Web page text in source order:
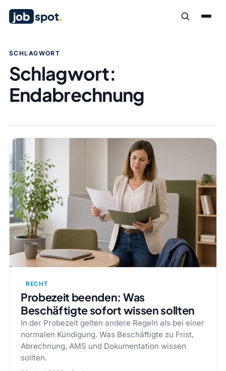
job spot.
SCHLAGWORT
Schlagwort:
Endabrechnung
RECHT
Probezeit beenden: Was
Beschäftigte sofort wissen sollten
In der Probezeit gelten andere Regeln als bei einer
normalen Kündigung. Was Beschäftigte zu Frist,
Abrechnung, AMS und Dokumentation wissen
sollten.